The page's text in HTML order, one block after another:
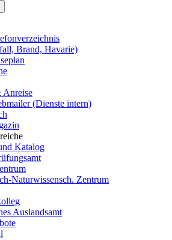
Brand, Havarie)
Anreise
(Dienste intern)
Katalog
Naturwissensch. Zentrum
Auslandsamt